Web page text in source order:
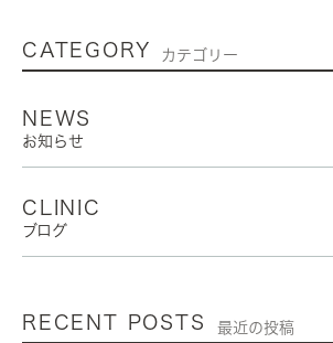
CATEGORY カテゴリー
NEWS
お知らせ
CLINIC
ブログ
RECENT POSTS 最近の投稿